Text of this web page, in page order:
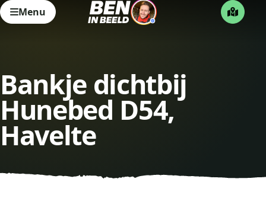
Menu
Bankje dichtbij
Hunebed D54,
Havelte